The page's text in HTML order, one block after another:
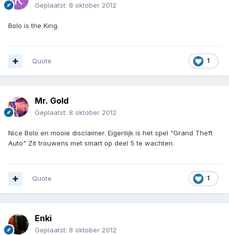
Geplaatst: 8 oktober 2012
Bolo is the King.
1
Quote
Mr. Gold
Geplaatst: 8 oktober 2012
Nice Bolo en mooie disclaimer. Eigenlijk is het spel "Grand Theft
Auto" Zit trouwens met smart op deel 5 te wachten.
1
Quote
Enki
Geplaatst: 8 oktober 2012